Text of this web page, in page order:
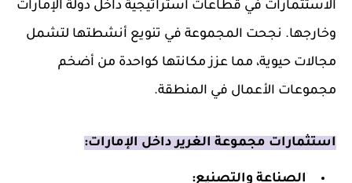
الاستثمارات في قطاعات استراتيجية داخل دولة الإمارات
وخارجها. نجحت المجموعة في تنويع أنشطتها لتشمل
مجالات حيوية، مما عزز مكانتها كواحدة من أضخم
مجموعات الأعمال في المنطقة.
استثمارات مجموعة الغرير داخل الإمارات:
الصناعة والتصنيع: